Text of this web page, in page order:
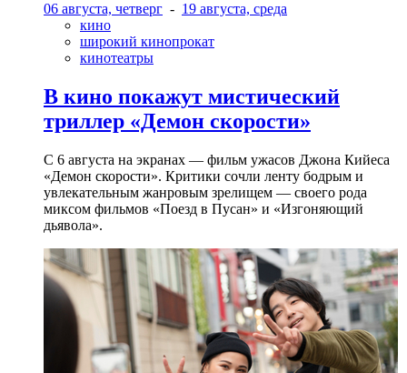
06 августа, четверг - 19 августа, среда
кино
широкий кинопрокат
кинотеатры
В кино покажут мистический
триллер «Демон скорости»
С 6 августа на экранах — фильм ужасов Джона Кийеса
«Демон скорости». Критики сочли ленту бодрым и
увлекательным жанровым зрелищeм — своего рода
миксом фильмов «Поезд в Пусан» и «Изгоняющий
дьявола».